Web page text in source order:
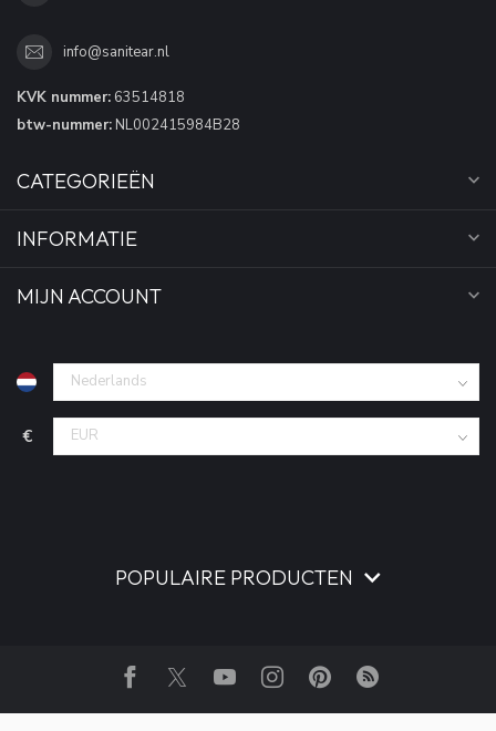
info@sanitear.nl
KVK nummer: 63514818
btw-nummer: NL002415984B28
CATEGORIEËN
INFORMATIE
MIJN ACCOUNT
€
POPULAIRE PRODUCTEN